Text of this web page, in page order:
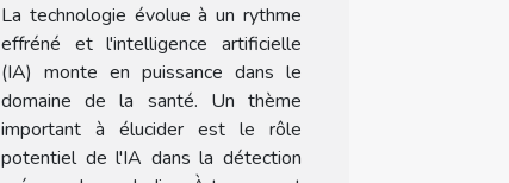
détection précoce des
maladies
La technologie évolue à un rythme
effréné et l'intelligence artificielle
(IA) monte en puissance dans le
domaine de la santé. Un thème
important à élucider est le rôle
potentiel de l'IA dans la détection